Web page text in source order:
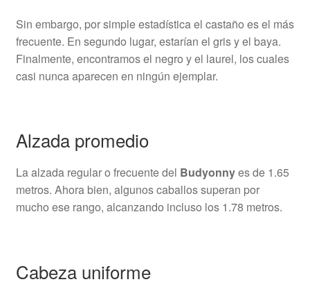
Sin embargo, por simple estadística el castaño es el más
frecuente. En segundo lugar, estarían el gris y el baya.
Finalmente, encontramos el negro y el laurel, los cuales
casi nunca aparecen en ningún ejemplar.
Alzada promedio
La alzada regular o frecuente del Budyonnyes de 1.65
metros. Ahora bien, algunos caballos superan por
mucho ese rango, alcanzando incluso los 1.78 metros.
Cabeza uniforme